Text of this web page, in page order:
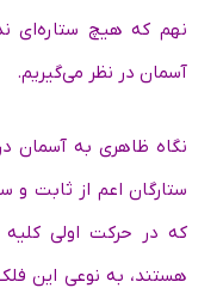
نهم که هیچ ستاره‌ای
آسمان در نظر می‌گیریم.
نگاه ظاهری به آسمان
ستارگان اعم از ثابت و
که در حرکت اولی
هستند، به نوعی این